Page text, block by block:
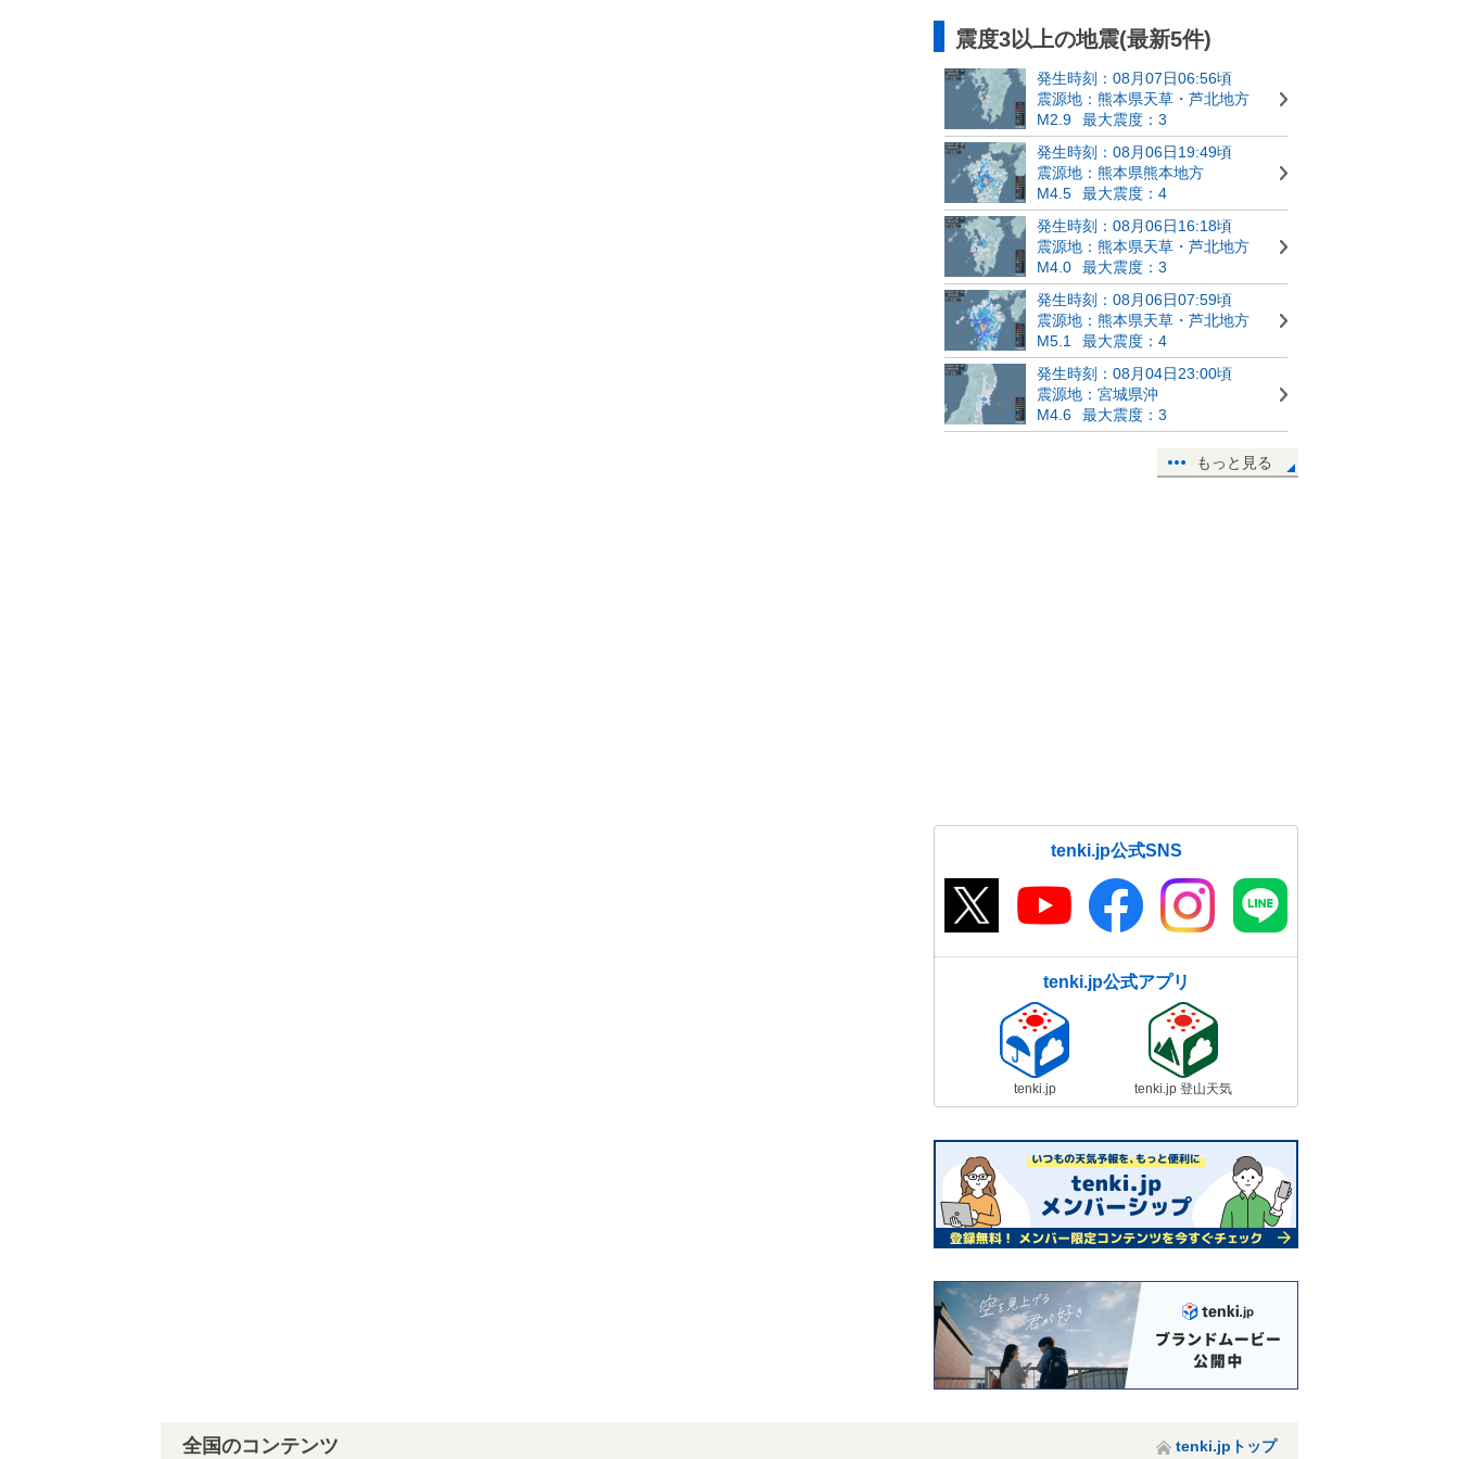
震度3以上の地震(最新5件)
発生時刻：08月07日06:56頃
震源地：熊本県天草・芦北地方
M2.9
最大震度：3
発生時刻：08月06日19:49頃
震源地：熊本県熊本地方
M4.5
最大震度：4
発生時刻：08月06日16:18頃
震源地：熊本県天草・芦北地方
M4.0
最大震度：3
発生時刻：08月06日07:59頃
震源地：熊本県天草・芦北地方
M5.1
最大震度：4
発生時刻：08月04日23:00頃
震源地：宮城県沖
M4.6
最大震度：3
もっと見る
tenki.jp公式SNS
tenki.jp公式アプリ
tenki.jp tenki.jp 登山天気
全国のコンテンツ tenki.jpトップ